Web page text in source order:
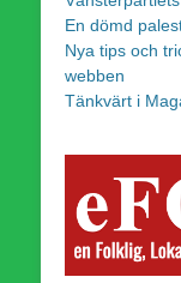
En dömd
Nya tips och
webben
Tänkvärt i